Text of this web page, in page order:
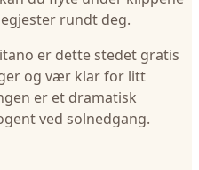
rundt deg.
er dette stedet gratis
og vær klar for litt
er et dramatisk
ved solnedgang.